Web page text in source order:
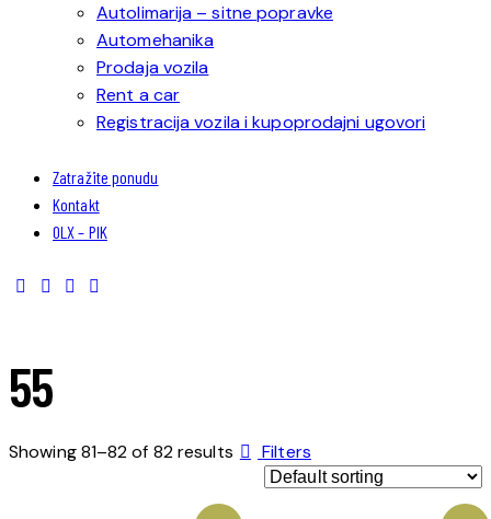
Autolimarija – sitne popravke
Automehanika
Prodaja vozila
Rent a car
Registracija vozila i kupoprodajni ugovori
Zatražite ponudu
Kontakt
OLX – PIK
55
Showing 81–82 of 82 results Filters